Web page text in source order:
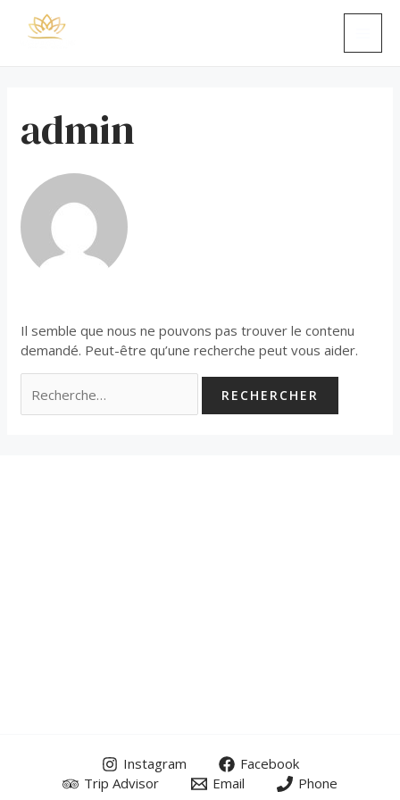
admin
Il semble que nous ne pouvons pas trouver le contenu
demandé. Peut-être qu’une recherche peut vous aider.
Rechercher :
Instagram
Facebook
Trip Advisor
Email Phone